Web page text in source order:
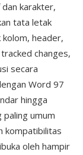
karakter,
tata letak
header,
changes,
secara
Word 97
hingga
umum
kompatibilitas
oleh hampir